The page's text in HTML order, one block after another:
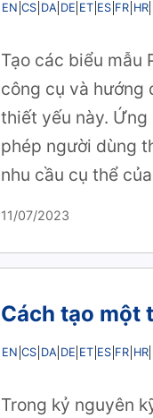
EN CS DA DE ET ES FR HR
Tạo các biểu mẫu
công cụ và hướng
thiết yếu này. Ứng
phép người dùng
nhu cầu cụ thể
11/07/2023
Cách tạo một
EN CS DA DE ET ES FR HR
Trong kỷ nguyên